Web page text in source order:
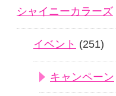
シャイニーカラーズ
イベント (251)
キャンペーン